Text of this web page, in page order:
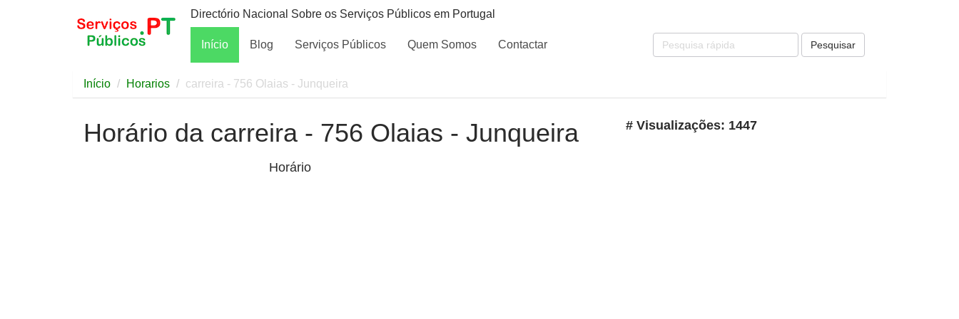
Directório Nacional Sobre os Serviços Públicos em Portugal
Início Blog Serviços Públicos Quem Somos Contactar Pesquisar
Início Horarios carreira - 756 Olaias - Junqueira
Horário da carreira - 756 Olaias - Junqueira
Horário
# Visualizações: 1447